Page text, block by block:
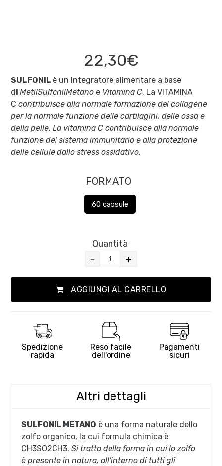
22,30€
SULFONIL è un integratore alimentare a base
d iMetilSulfonilMetano e Vitamina C. La VITAMINA
Ccontribuisce alla normale formazione del collagene
per la normale funzione delle cartilagini, delle ossa e
della pelle. La vitamina C contribuisce alla normale
funzione del sistema immunitario e alla protezione
delle cellule dallo stress ossidativo.
FORMATO
60 capsule
Quantità
- +
AGGIUNGI AL CARRELLO
Spedizione
rapida
Reso facile
dell'ordine
Pagamenti
sicuri
Altri dettagli
SULFONIL METANO è una forma naturale dello
zolfo organico, la cui formula chimica è
CH3SO2CH3.Si tratta della forma in cui lo zolfo
è presente in natura, all’interno di tutti gli